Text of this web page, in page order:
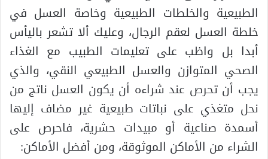
الطبيعية والخلطات الطبيعية وخاصة العسل في
خلطة العسل لعقم الرجال، وعليك ألا تشعر باليأس
أبدا بل واظب على تعليمات الطبيب مع الغذاء
الصحي المتوازن والعسل الطبيعي النقي، والذي
يجب أن تحرص عند شراءه أن يكون العسل ناتج من
نحل متغذي على نباتات طبيعية غير مضاف إليها
أسمدة صناعية أو مبيدات حشرية، فاحرص على
الشراء من الأماكن الموثوقة، ومن أفضل الأماكن: